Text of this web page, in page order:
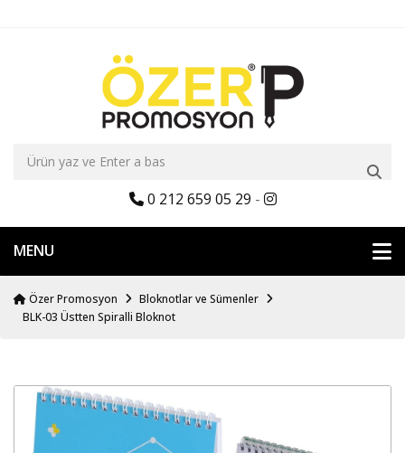
0 212 659 05 29 -
MENU
Özer Promosyon
Bloknotlar ve Sümenler
BLK-03 Üstten Spiralli Bloknot